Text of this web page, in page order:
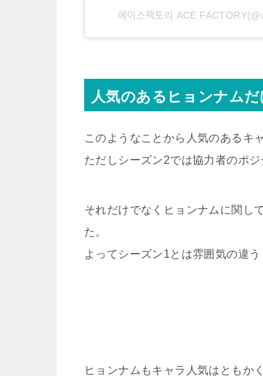
에이스팩토리 ACE
人気のあるヒョンナム
このようなことから人気のあるキ
ただしシーズン2では協力者のポ
それだけでなくヒョンナムに関し
た。
よってシーズン1とは雰囲気の違う
ヒョンナムもキャラ人気はともか